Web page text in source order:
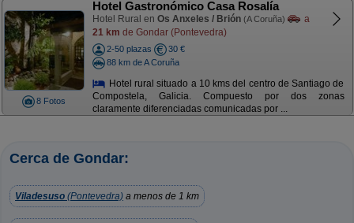
8 Fotos
Hotel Gastronómico Casa Rosalía
Hotel Rural en Os Anxeles / Brión (A Coruña)
a
21 km de Gondar (Pontevedra)
2-50 plazas
30 €
88 km de A Coruña
Hotel rural situado a 10 kms del centro de Santiago de
Compostela, Galicia. Compuesto por dos zonas
claramente diferenciadas comunicadas por ...
Cerca de Gondar:
Viladesuso (Pontevedra) a menos de 1 km